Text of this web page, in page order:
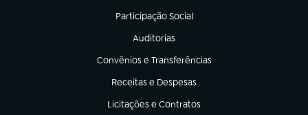
Participação Social
(abre em nova aba)
Auditorias
(abre em nova aba)
Convênios e Transferências
(abre em nova aba)
Receitas e Despesas
(abre em nova aba)
Licitações e Contratos
(abre em nova aba)